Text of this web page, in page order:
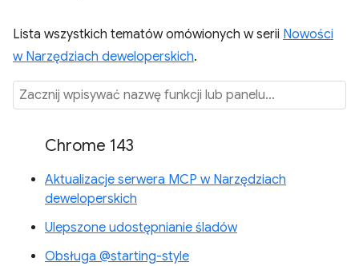
Lista wszystkich tematów omówionych w serii Nowości
w Narzędziach deweloperskich.
Chrome 143
Aktualizacje serwera MCP w Narzędziach
deweloperskich
Ulepszone udostępnianie śladów
Obsługa @starting-style